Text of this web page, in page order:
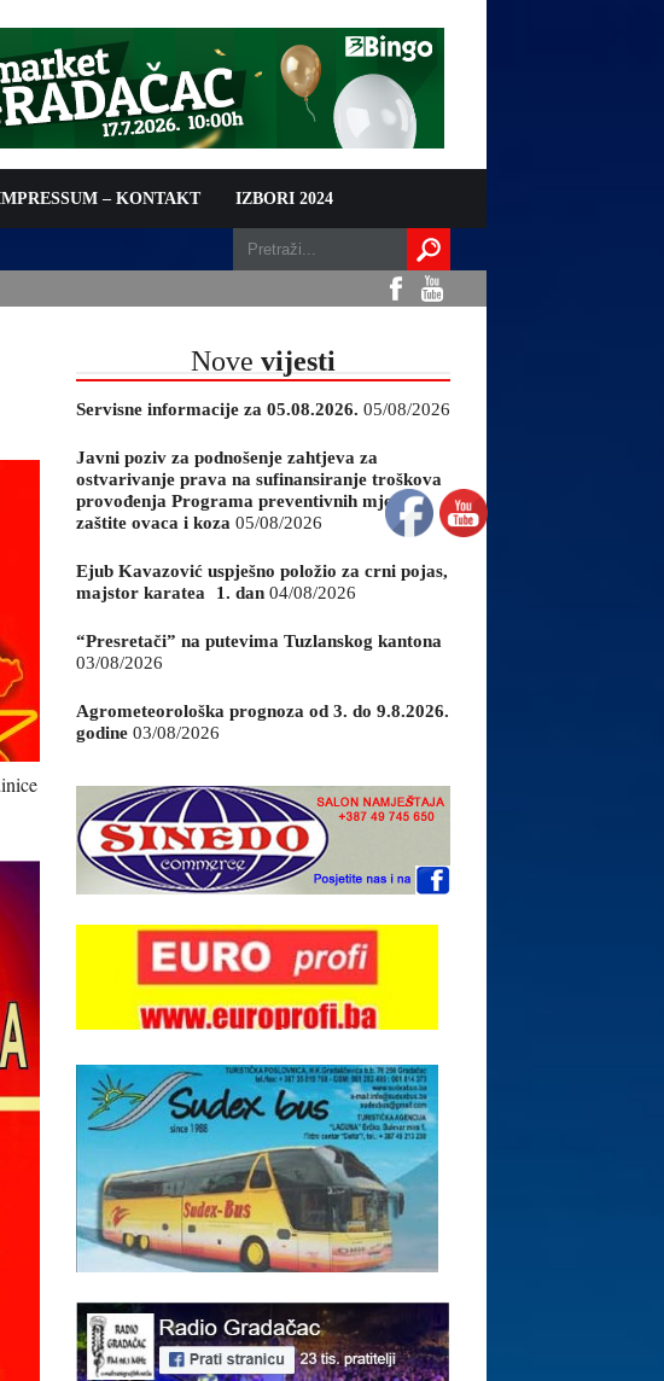
– KONTAKT IZBORI 2024
Nove vijesti
Servisne informacije za 05.08.2026. 05/08/2026
Javni poziv za podnošenje zahtjeva za
ostvarivanje prava na sufinansiranje troškova
provođenja Programa preventivnih mjera
zaštite ovaca i koza 05/08/2026
Ejub Kavazović uspješno položio za crni pojas,
majstor karatea 1. dan 04/08/2026
“Presretači” na putevima Tuzlanskog kantona
03/08/2026
Agrometeorološka prognoza od 3. do 9.8.2026.
godine 03/08/2026